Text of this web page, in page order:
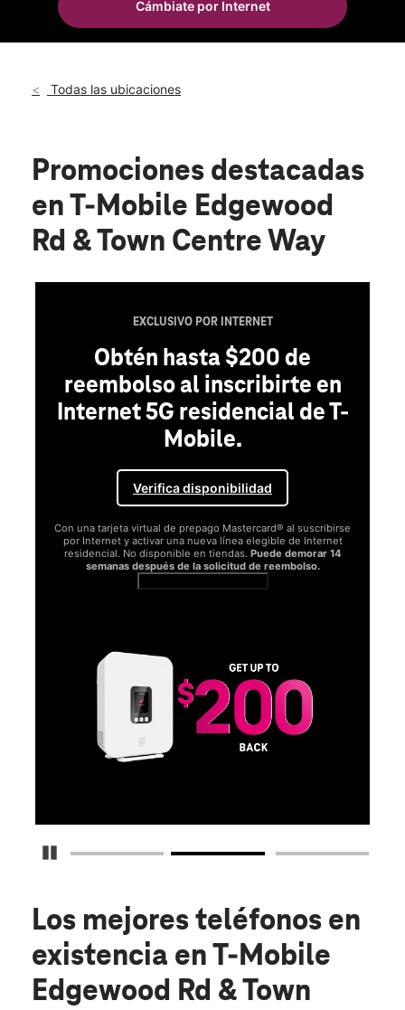
Sáb.:
10:00 a.m. a 8:00 p.m.
5425 Edgewood Rd NE Ste 300 Cedar Rapids, IA 52411
Cámbiate por Internet
Todas las ubicaciones
Promociones destacadas
en T-Mobile Edgewood
Rd & Town Centre Way
Detener carrusel
EXCLUSIVO POR INTERNET
Obtén hasta $200 de
reembolso al inscribirte en
Internet 5G residencial de T-
Mobile.
Verifica disponibilidad
Con una tarjeta virtual de prepago Mastercard® al suscribirse
por Internet y activar una nueva línea elegible de Internet
residencial. No disponible en tiendas. Puede demorar 14
semanas después de la solicitud de reembolso.
Los mejores teléfonos en
existencia en T-Mobile
Edgewood Rd & Town